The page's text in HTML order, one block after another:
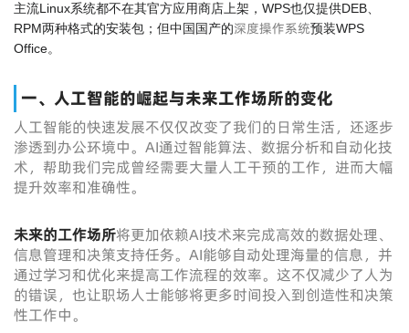
主流Linux系统都不在其官方应用商店上架，WPS也仅提供DEB、
RPM两种格式的安装包；但中国国产的深度操作系统预装WPS
Office。
一、人工智能的崛起与未来工作场所的变化
人工智能的快速发展不仅仅改变了我们的日常生活，还逐步
渗透到办公环境中。AI通过智能算法、数据分析和自动化技
术，帮助我们完成曾经需要大量人工干预的工作，进而大幅
提升效率和准确性。
未来的工作场所将更加依赖AI技术来完成高效的数据处理、
信息管理和决策支持任务。AI能够自动处理海量的信息，并
通过学习和优化来提高工作流程的效率。这不仅减少了人为
的错误，也让职场人士能够将更多时间投入到创造性和决策
性工作中。